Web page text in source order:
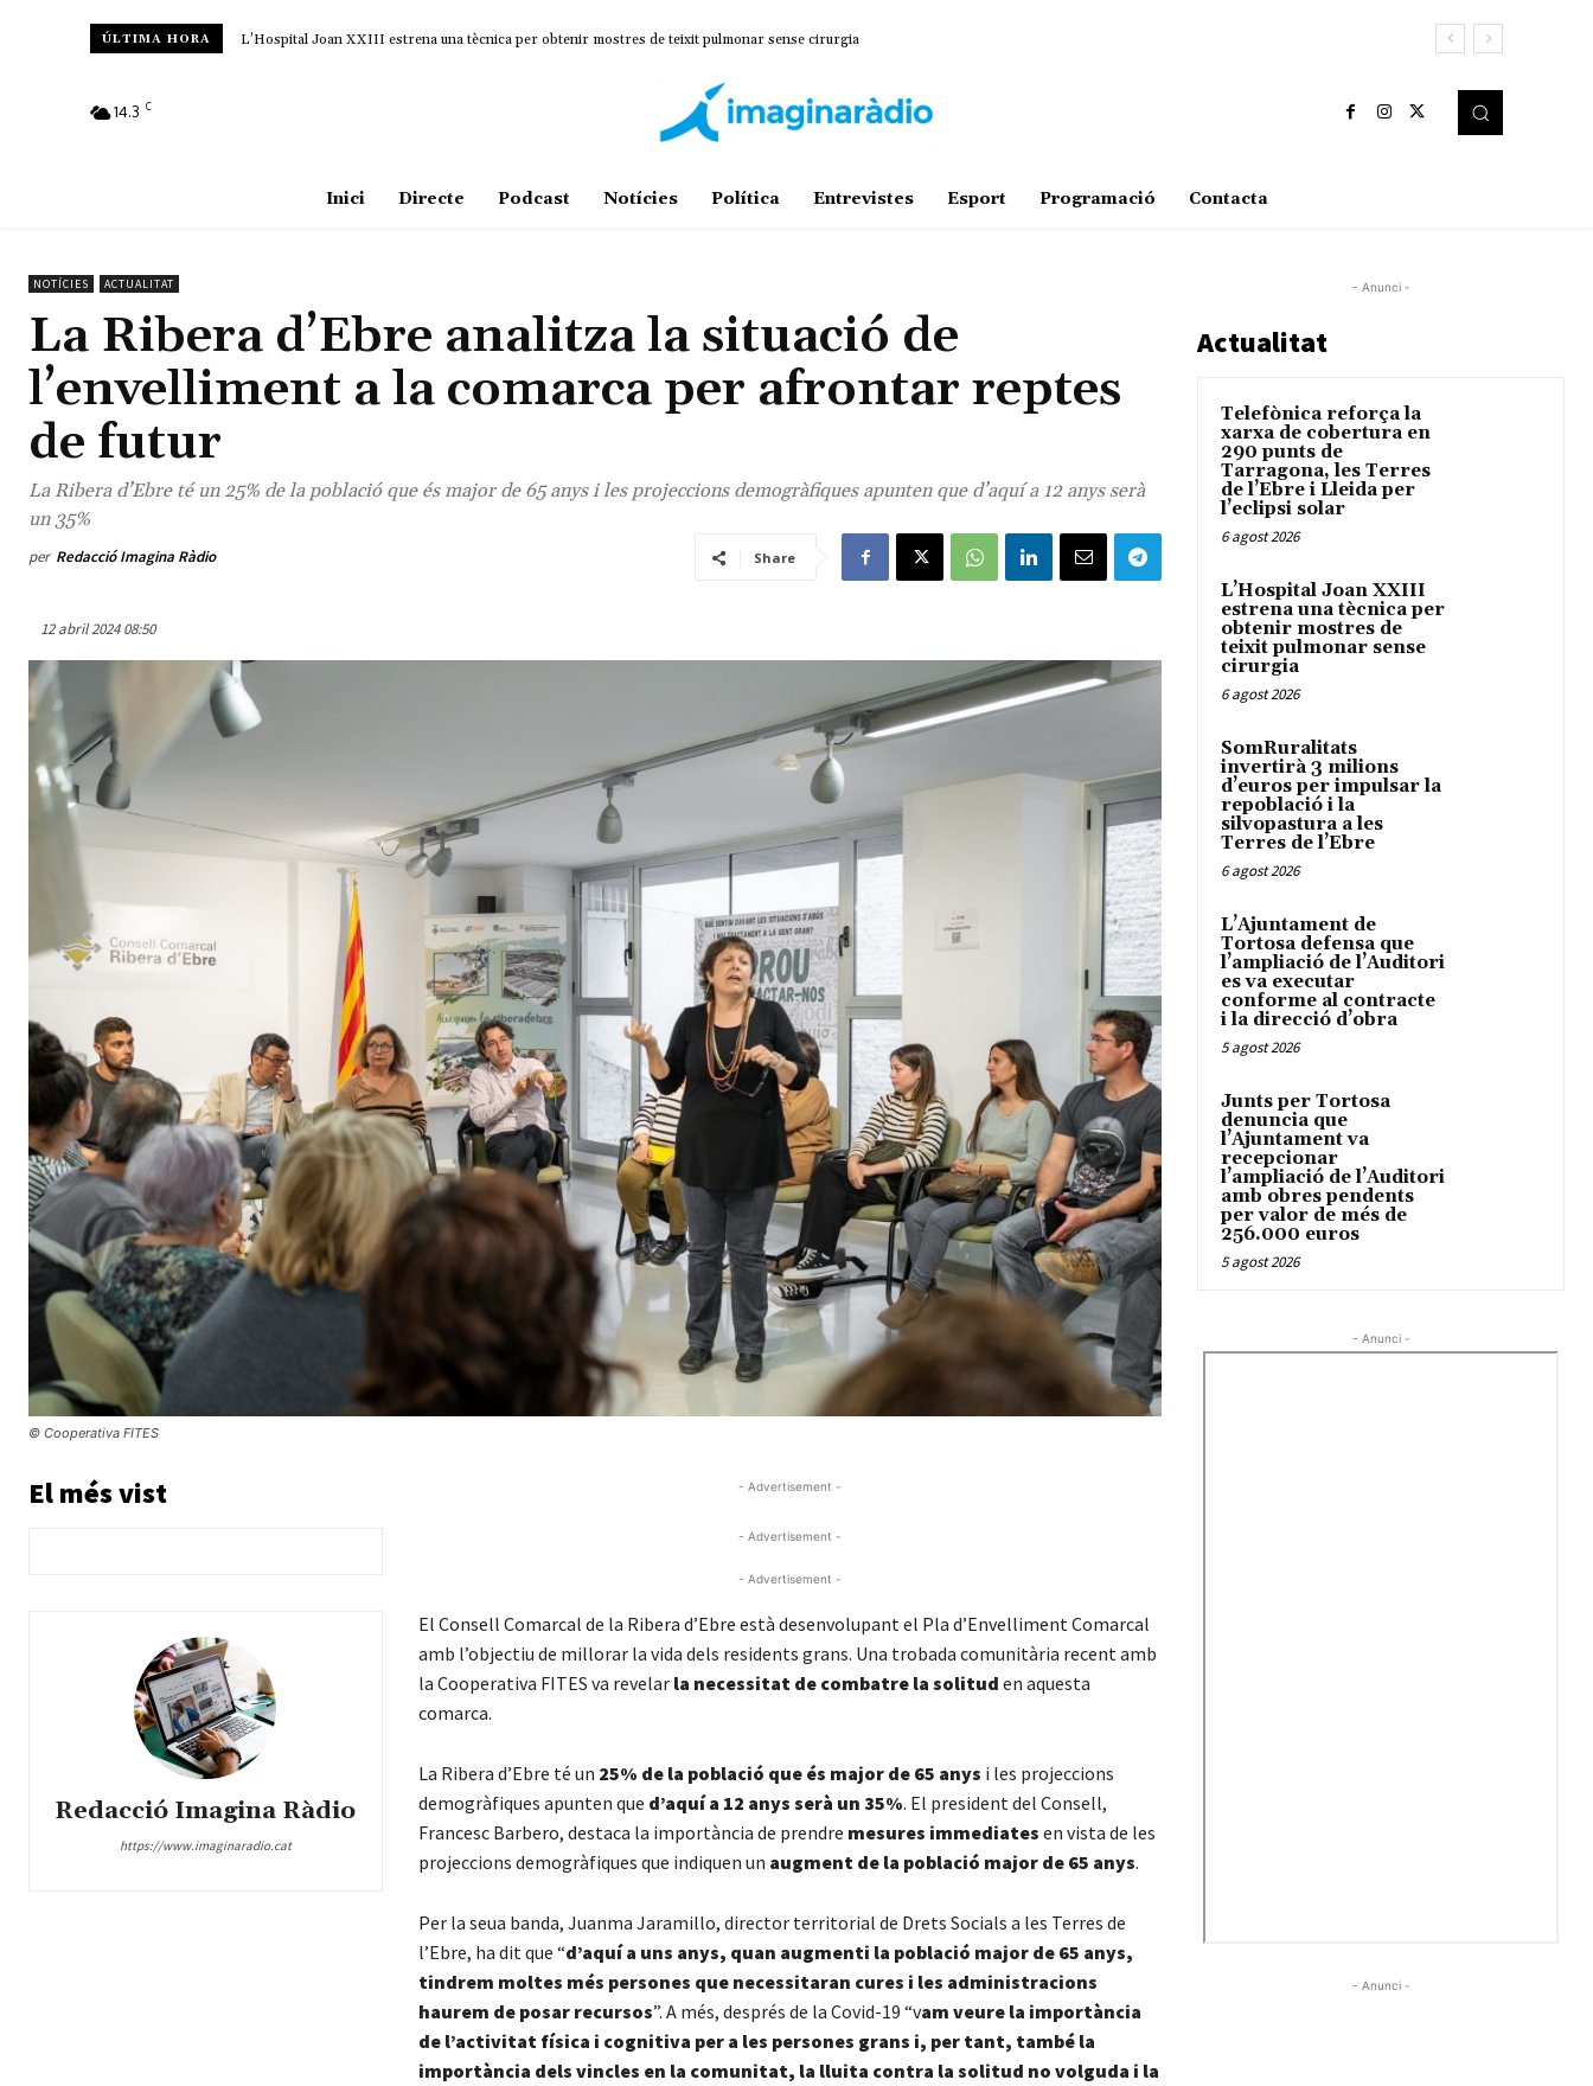
ÚLTIMA HORA L’Hospital Joan XXIII estrena una tècnica per obtenir mostres de teixit pulmonar sense cirurgia
14.3 C
Inici Directe Podcast Notícies Política Entrevistes Esport Programació Contacta
NOTÍCIES ACTUALITAT
La Ribera d’Ebre analitza la situació de
l’envelliment a la comarca per afrontar reptes
de futur
La Ribera d’Ebre té un 25% de la població que és major de 65 anys i les projeccions demogràfiques apunten que d’aquí a 12 anys serà
un 35%
per Redacció Imagina Ràdio Share
12 abril 2024 08:50
© Cooperativa FITES
El més vist
Redacció Imagina Ràdio
https://www.imaginaradio.cat
- Advertisement -
- Advertisement -
- Advertisement -
El Consell Comarcal de la Ribera d’Ebre està desenvolupant el Pla d’Envelliment Comarcal
amb l’objectiu de millorar la vida dels residents grans. Una trobada comunitària recent amb
la Cooperativa FITES va revelar la necessitat de combatre la solitud en aquesta
comarca.
La Ribera d’Ebre té un 25% de la població que és major de 65 anys i les projeccions
demogràfiques apunten que d’aquí a 12 anys serà un 35%. El president del Consell,
Francesc Barbero, destaca la importància de prendre mesures immediates en vista de les
projeccions demogràfiques que indiquen un augment de la població major de 65 anys.
Per la seua banda, Juanma Jaramillo, director territorial de Drets Socials a les Terres de
l’Ebre, ha dit que “d’aquí a uns anys, quan augmenti la població major de 65 anys,
tindrem moltes més persones que necessitaran cures i les administracions
haurem de posar recursos”. A més, després de la Covid-19 “vam veure la importància
de l’activitat física i cognitiva per a les persones grans i, per tant, també la
importància dels vincles en la comunitat, la lluita contra la solitud no volguda i la
- Anunci -
Actualitat
Telefònica reforça la
xarxa de cobertura en
290 punts de
Tarragona, les Terres
de l’Ebre i Lleida per
l’eclipsi solar
6 agost 2026
L’Hospital Joan XXIII
estrena una tècnica per
obtenir mostres de
teixit pulmonar sense
cirurgia
6 agost 2026
SomRuralitats
invertirà 3 milions
d’euros per impulsar la
repoblació i la
silvopastura a les
Terres de l’Ebre
6 agost 2026
L’Ajuntament de
Tortosa defensa que
l’ampliació de l’Auditori
es va executar
conforme al contracte
i la direcció d’obra
5 agost 2026
Junts per Tortosa
denuncia que
l’Ajuntament va
recepcionar
l’ampliació de l’Auditori
amb obres pendents
per valor de més de
256.000 euros
5 agost 2026
- Anunci -
- Anunci -